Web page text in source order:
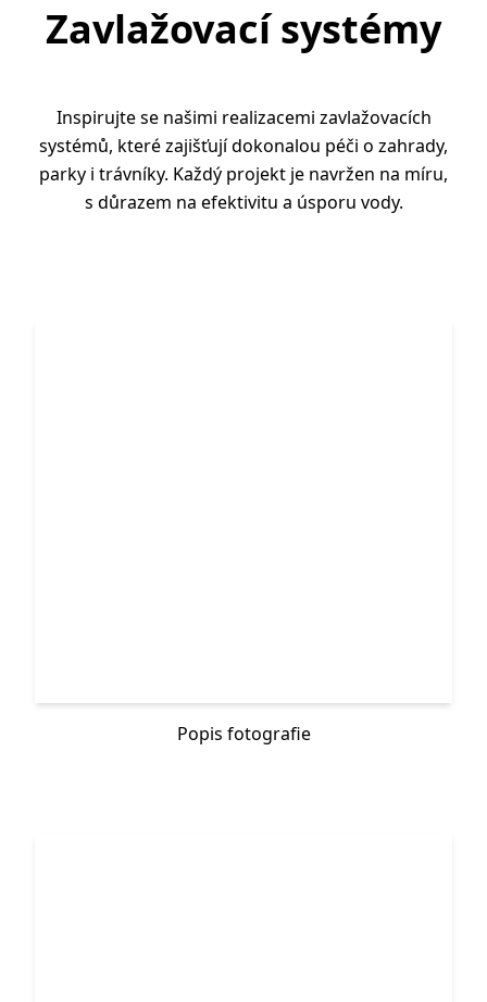
Zavlažovací systémy
Inspirujte se našimi realizacemi zavlažovacích
systémů, které zajišťují dokonalou péči o zahrady,
parky i trávníky. Každý projekt je navržen na míru,
s důrazem na efektivitu a úsporu vody.
Popis fotografie